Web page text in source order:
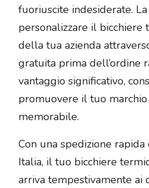
fuoriuscite indesiderate.
personalizzare il bicchiere
della tua azienda
gratuita prima dell’ordine
vantaggio significativo,
promuovere il tuo
memorabile.
Con una spedizione
Italia, il tuo bicchiere
arriva tempestivamente ai